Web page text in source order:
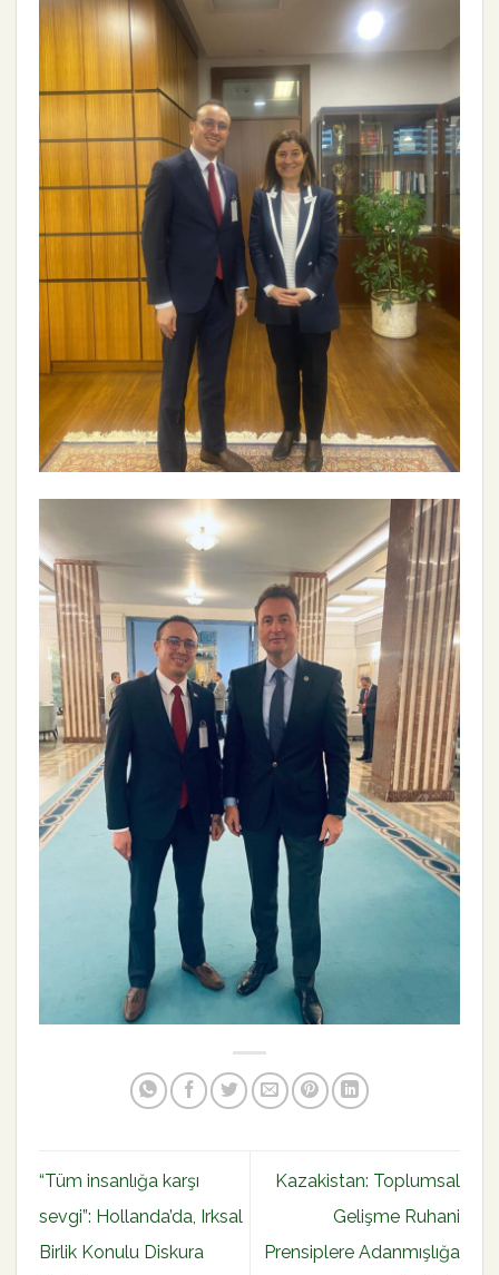
“Tüm insanlığa karşı
sevgi”: Hollanda’da, Irksal
Birlik Konulu Diskura
Kazakistan: Toplumsal
Gelişme Ruhani
Prensiplere Adanmışlığa